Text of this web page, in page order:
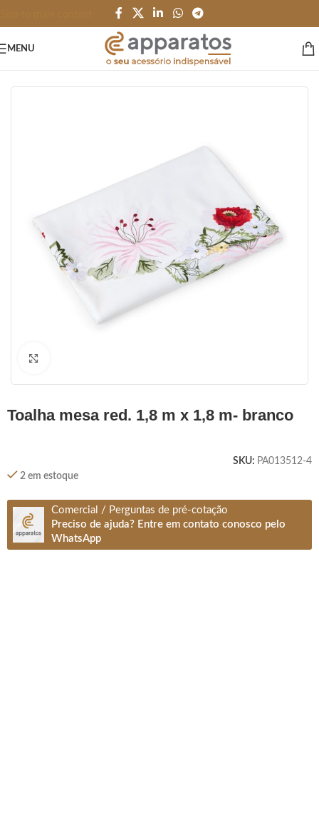
MENU
toalha mesa red. 1,8 m x 1,8 m- branco
SKU: PA013512-4
2 em estoque
Comercial / Perguntas de pré-cotação
Preciso de ajuda? Entre em contato conosco pelo
WhatsApp